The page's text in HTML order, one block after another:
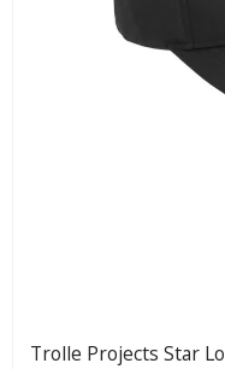
Trolle Projects Star